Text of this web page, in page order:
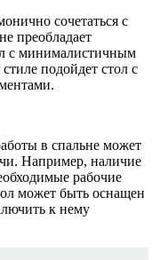
сочетаться с
преобладает
с минималистичным
подойдет стол с
в спальне может
Например, наличие
рабочие
может быть оснащен
к нему